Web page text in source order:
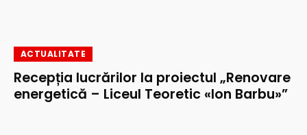
ACTUALITATE
Recepția lucrărilor la proiectul „Renovare
energetică – Liceul Teoretic «Ion Barbu»”